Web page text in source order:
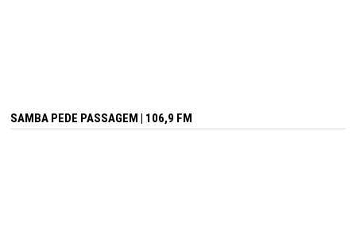
SAMBA PEDE PASSAGEM | 106,9 FM